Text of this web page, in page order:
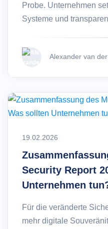
Probe. Unternehmen
Systeme und
Alexander van
19.02.2026
Security Report
Unternehmen
Für die veränderte
mehr digitale